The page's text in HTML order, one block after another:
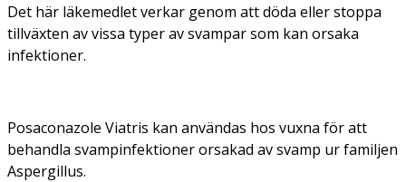
Det här läkemedlet verkar genom att döda eller stoppa
tillväxten av vissa typer av svampar som kan orsaka
infektioner.
Posaconazole Viatris kan användas hos vuxna för att
behandla svampinfektioner orsakad av svamp ur familjen
Aspergillus.